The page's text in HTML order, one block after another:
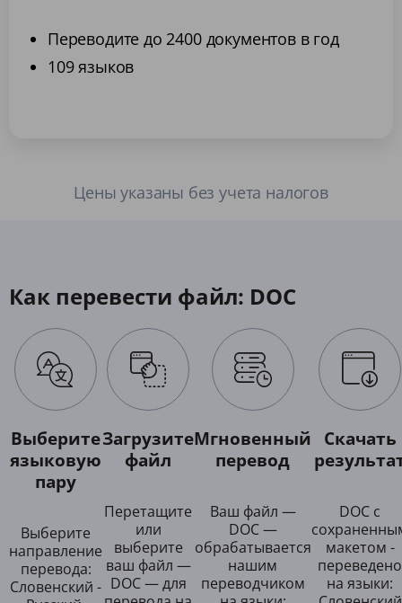
Переводите до 2400 документов в год
109 языков
Цены указаны без учета налогов
Как перевести файл: DOC
Выберите
языковую
пару
Выберите
направление
перевода:
Словенский -
Загрузите
файл
Перетащите
или
выберите
ваш файл —
DOC — для
Мгновенный
перевод
Ваш файл —
DOC —
обрабатывается
нашим
переводчиком
Скачать
DOC с
макетом -
переведено
на языки: